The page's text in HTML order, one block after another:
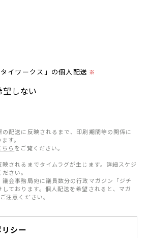
イワークス」の個人配送 ※
望しない
の配送に反映されるまで、印刷期間等の関係に
す。
ちら をご覧ください。
されるまでタイムラグが生じます。詳細スケジ
さい。
会事務局宛に議員数分の行政マガジン「ジチ
ております。個人配送を希望されると、マガ
注意ください。
シー